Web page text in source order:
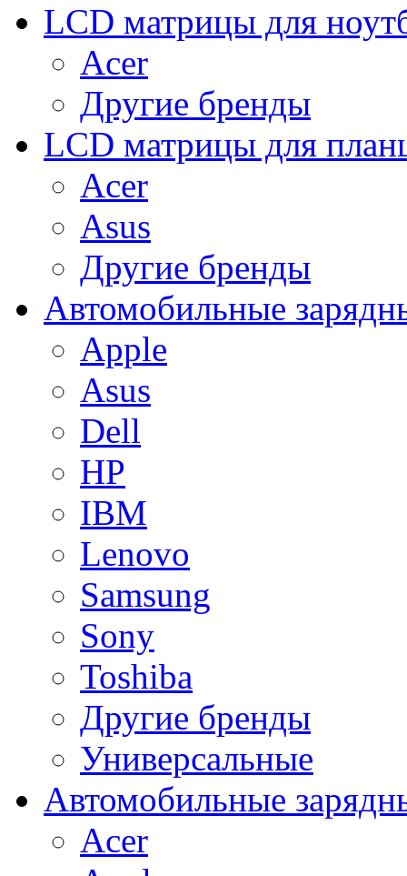
LCD матрицы для
Acer
Другие бренды
LCD матрицы для
Acer
Asus
Другие бренды
Автомобильные
Apple
Asus
Dell
HP
IBM
Lenovo
Samsung
Sony
Toshiba
Другие бренды
Универсальные
Автомобильные
Acer